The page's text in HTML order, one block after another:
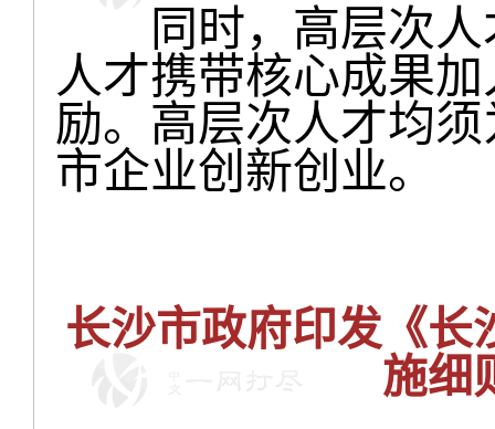
同时，高层次人
人才携带核心成果
励。高层次人才均
市企业创新创业。
长沙市政府印发《长
施细